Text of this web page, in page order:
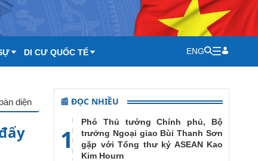
DI CƯ QUỐC TẾ ENG
diện 📰 ĐỌC NHIỀU
1
Phó Thủ tướng Chính phủ, Bộ
trưởng Ngoại giao Bùi Thanh Sơn
gặp với Tổng thư ký ASEAN Kao
Kim Hourn